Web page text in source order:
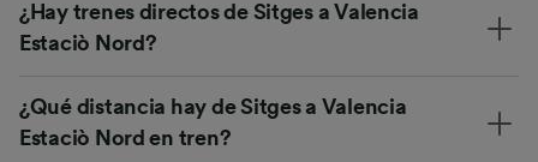
¿Hay trenes directos de Sitges a Valencia
Estaciò Nord?
¿Qué distancia hay de Sitges a Valencia
Estaciò Nord en tren?